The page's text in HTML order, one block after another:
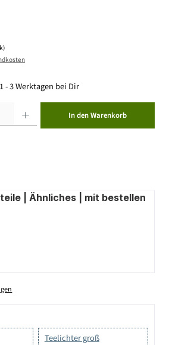
- 3 Werktagen bei Dir
In den Warenkorb
| Ähnliches | mit bestellen
Teelichter groß